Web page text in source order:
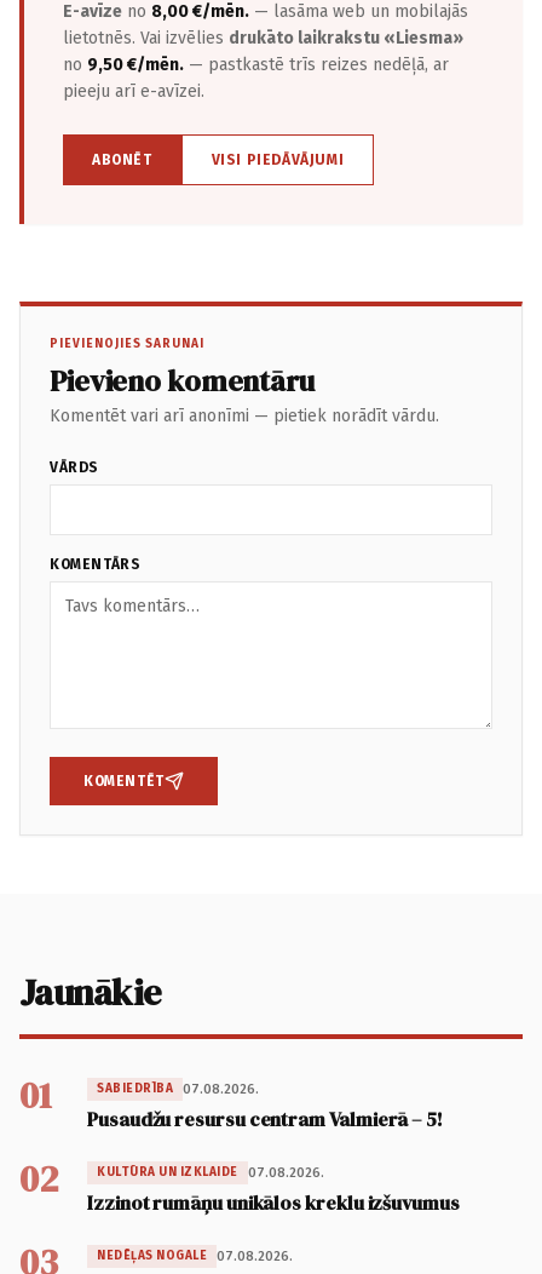
E-avīze no 8,00 €/mēn. — lasāma web un mobilajās
lietotnēs. Vai izvēlies drukāto laikrakstu «Liesma»
no 9,50 €/mēn. — pastkastē trīs reizes nedēļā, ar
pieeju arī e-avīzei.
ABONĒT VISI PIEDĀVĀJUMI
PIEVIENOJIES SARUNAI
Pievieno komentāru
Komentēt vari arī anonīmi — pietiek norādīt vārdu.
VĀRDS
KOMENTĀRS
KOMENTĒT
Jaunākie
01 SABIEDRĪBA 07.08.2026.
Pusaudžu resursu centram Valmierā – 5!
02 KULTŪRA UN IZKLAIDE 07.08.2026.
Izzinot rumāņu unikālos kreklu izšuvumus
03 NEDĒĻAS NOGALE 07.08.2026.